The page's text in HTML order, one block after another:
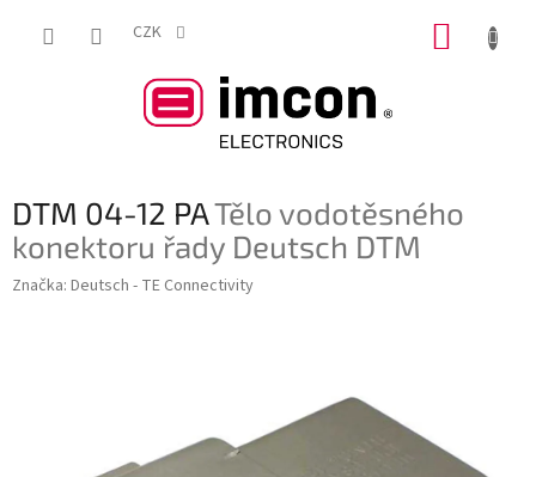
CZK
DTM 04-12 PATělo vodotěsného
konektoru řady Deutsch DTM
Značka: Deutsch - TE Connectivity